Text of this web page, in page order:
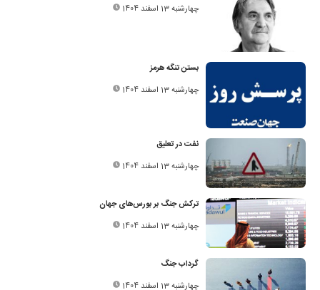
چهارشنبه 13 اسفند 1404
بستن تنگه هرمز
چهارشنبه 13 اسفند 1404
نفت در تعلیق
چهارشنبه 13 اسفند 1404
ترکش‌ جنگ بر بورس‌های جهان
چهارشنبه 13 اسفند 1404
گرداب جنگ
چهارشنبه 13 اسفند 1404